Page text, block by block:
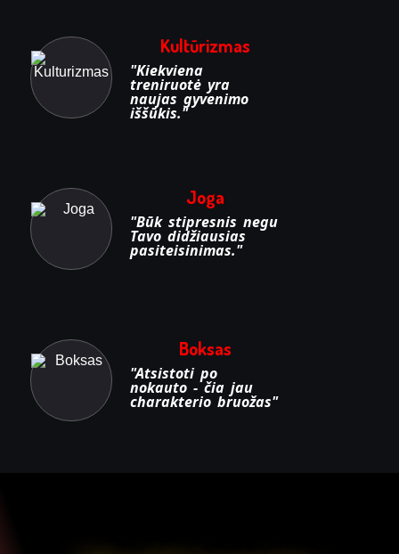
Kultūrizmas
"Kiekviena
treniruotė yra
naujas gyvenimo
iššūkis."
Joga
"Būk stipresnis negu
Tavo didžiausias
pasiteisinimas."
Boksas
"Atsistoti po
nokauto - čia jau
charakterio bruožas"